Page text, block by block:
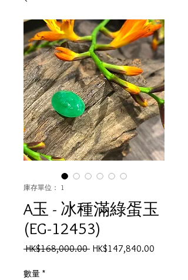
庫存單位： 1
A玉 - 冰種滿綠蛋玉
(EG-12453)
HK$168,000.00 一HK$147,840.00
數量 *